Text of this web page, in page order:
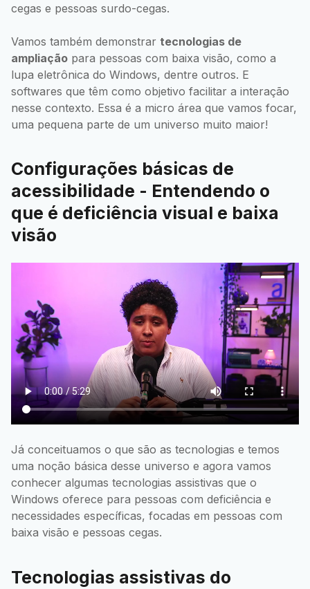
cegas e pessoas surdo-cegas.
Vamos também demonstrar tecnologias de
ampliação para pessoas com baixa visão, como a
lupa eletrônica do Windows, dentre outros. E
softwares que têm como objetivo facilitar a interação
nesse contexto. Essa é a micro área que vamos focar,
uma pequena parte de um universo muito maior!
Configurações básicas de
acessibilidade - Entendendo o
que é deficiência visual e baixa
visão
Já conceituamos o que são as tecnologias e temos
uma noção básica desse universo e agora vamos
conhecer algumas tecnologias assistivas que o
Windows oferece para pessoas com deficiência e
necessidades específicas, focadas em pessoas com
baixa visão e pessoas cegas.
Tecnologias assistivas do